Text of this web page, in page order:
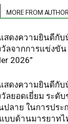
MORE FROM AUTHOR
สดงความยินดีกับ
วัลจากการแข่งขัน
2026”
สดงความยินดีกับ
วัลยอดเยี่ยม ระดั
ปลาย ในการประ
บบด้านมารยาทไ